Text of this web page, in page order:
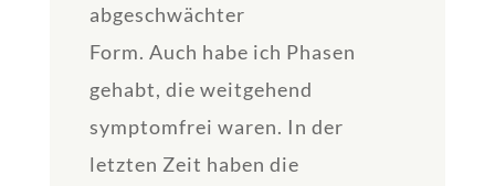
abgeschwächter
Form. Auch habe ich Phasen
gehabt, die weitgehend
symptomfrei waren. In der
letzten Zeit haben die